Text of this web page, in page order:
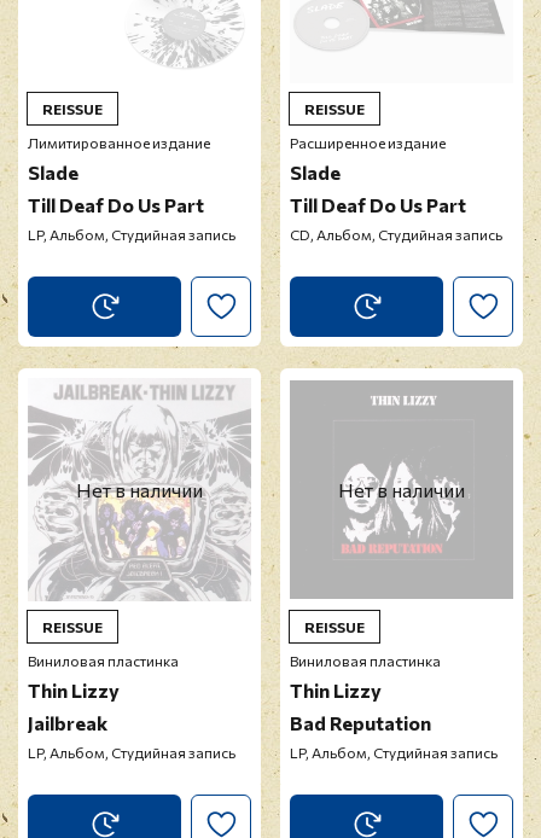
REISSUE
Лимитированное издание
Slade ‎
Till Deaf Do Us Part
LP, Альбом, Студийная запись
REISSUE
Расширенное издание
Slade ‎
Till Deaf Do Us Part
CD, Альбом, Студийная запись
Нет в наличии
REISSUE
Виниловая пластинка
Thin Lizzy
Jailbreak
LP, Альбом, Студийная запись
Нет в наличии
REISSUE
Виниловая пластинка
Thin Lizzy
Bad Reputation
LP, Альбом, Студийная запись